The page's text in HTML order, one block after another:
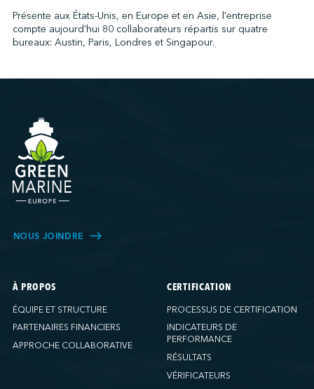
Présente aux États-Unis, en Europe et en Asie, l'entreprise
compte aujourd'hui 80 collaborateurs répartis sur quatre
bureaux: Austin, Paris, Londres et Singapour.
NOUS JOINDRE
À PROPOS
ÉQUIPE ET STRUCTURE
PARTENAIRES FINANCIERS
APPROCHE COLLABORATIVE
CERTIFICATION
PROCESSUS DE CERTIFICATION
INDICATEURS DE
PERFORMANCE
RÉSULTATS
VÉRIFICATEURS